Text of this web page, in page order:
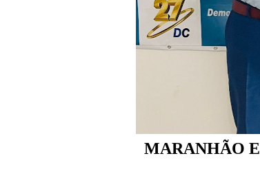
MARANHÃO